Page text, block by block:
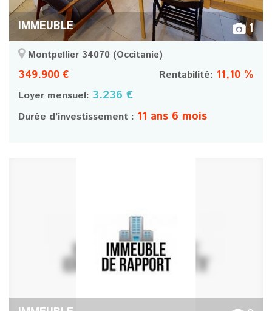
IMMEUBLE 1
Montpellier 34070 (Occitanie)
349.900 € Rentabilité: 11,10 %
Loyer mensuel: 3.236 €
Durée d’investissement : 11 ans 6 mois